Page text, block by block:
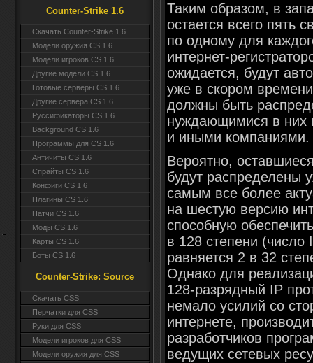
Counter-Strike 1.6
Скачать Counter-Strike 1.6
Модели оружия CS 1.6
Модели игроков CS 1.6
Другие модели CS 1.6
Готовые серверы CS 1.6
Другие сервера CS 1.6
Руссификаторы CS 1.6
Background CS 1.6
Программы для CS 1.6
Античиты CS 1.6
Спрайты CS 1.6
Конфиги CS 1.6
Плагины CS 1.6
Патчи CS 1.6
Моды CS 1.6
Карты CS 1.6
Боты CS 1.6
Counter-Strike: Source
Cкачать CSS
Перчатки для CSS
Руки для CSS
Модели игроков для CSS
Модели оружия для CSS
Таким образом, в
остается всего пять
по одному для
интернет-
ожидается, будут
уже в скором
должны быть
нуждающимися в них
и иными компаниями.
Вероятно,
будут распределены
самым все более
на шестую версию
способную
в 128 степени
равняется 2 в 32
Однако для
128-разрядный IP
немало усилий со
интернете,
разработчиков
ведущих сетевых